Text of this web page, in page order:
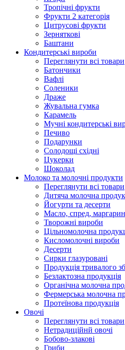
Тропічні фрукти
Фрукти 2 категорія
Цитрусові фрукти
Зерняткові
Баштани
Кондитерські вироби
Переглянути всі товари
Батончики
Вафлі
Соленики
Драже
Жувальнa гумка
Карамель
Мучні кондитерські
Печиво
Подарунки
Солодощі східні
Цукерки
Шоколад
Молоко та молочні продукти
Переглянути всі товари
Дитяча молочна
Йогурти та десерти
Масло, спред, маргарин
Творожні вироби
Цільномолочна
Кисломолочні вироби
Десерти
Сирки глазуровані
Продукція тривалого
Безлактозна продукція
Органічна молочна
Фермерська молочна
Протеїнова продукція
Овочі
Переглянути всі товари
Нетрадиційнй овочі
Бобово-злакові
Гриби